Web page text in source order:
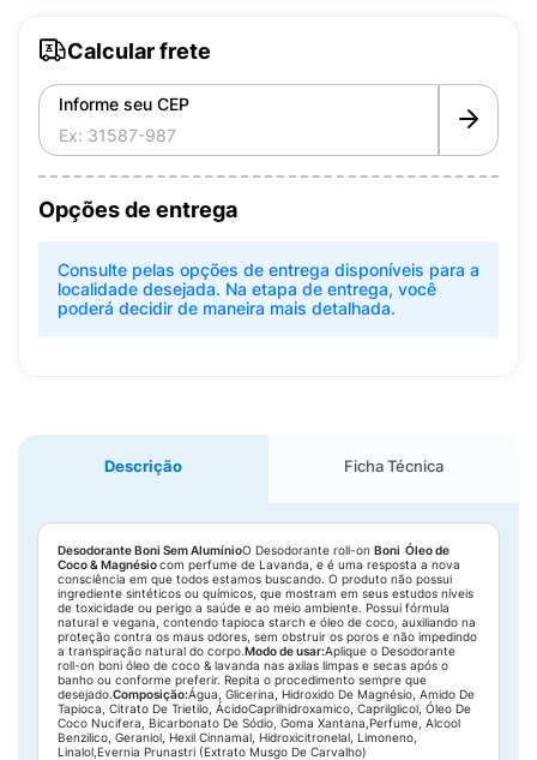
Calcular frete
Informe seu CEP
Opções de entrega
Consulte pelas opções de entrega disponíveis para a
localidade desejada. Na etapa de entrega, você
poderá decidir de maneira mais detalhada.
Descrição Ficha Técnica
Desodorante Boni Sem AlumínioO Desodorante roll-on Boni Óleo de
Coco & Magnésiocom perfume de Lavanda, e é uma resposta a nova
consciência em que todos estamos buscando. O produto não possui
ingrediente sintéticos ou químicos, que mostram em seus estudos níveis
de toxicidade ou perigo a saúde e ao meio ambiente. Possui fórmula
natural e vegana, contendo tapioca starch e óleo de coco, auxiliando na
proteção contra os maus odores, sem obstruir os poros e não impedindo
a transpiração natural do corpo.Modo de usar:Aplique o Desodorante
roll-on boni óleo de coco & lavanda nas axilas limpas e secas após o
banho ou conforme preferir. Repita o procedimento sempre que
desejado.Composição:Água, Glicerina, Hidroxido De Magnésio, Amido De
Tapioca, Citrato De Trietilo, ÁcidoCaprilhidroxamico, Caprilglicol, Óleo De
Coco Nucifera, Bicarbonato De Sódio, Goma Xantana,Perfume, Alcool
Benzilico, Geraniol, Hexil Cinnamal, Hidroxicitronelal, Limoneno,
Linalol,Evernia Prunastri (Extrato Musgo De Carvalho)